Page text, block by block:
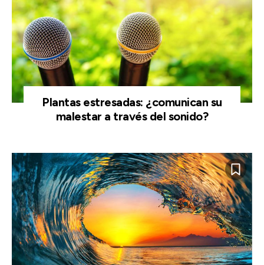
Plantas estresadas: ¿comunican su
malestar a través del sonido?